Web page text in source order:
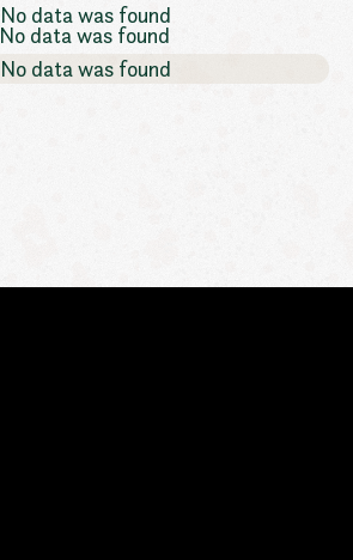
No data was found
No data was found
No data was found